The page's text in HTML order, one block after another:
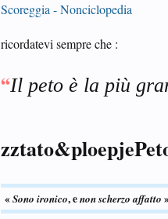
Scoreggia - Nonciclopedia
ricordatevi sempre che :
Il peto è la più
«Sono ironico, enon scherzoaffatto »